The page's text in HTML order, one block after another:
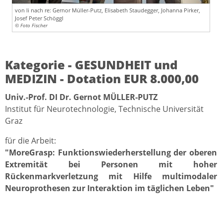
von li nach re: Gernor Müller-Putz, Elisabeth Staudegger, Johanna Pirker,
Josef Peter Schöggl
© Foto Fischer
Kategorie - GESUNDHEIT und
MEDIZIN - Dotation EUR 8.000,00
Univ.-Prof. DI Dr. Gernot MÜLLER-PUTZ
Institut für Neurotechnologie, Technische Universität
Graz
für die Arbeit:
"MoreGrasp: Funktionswiederherstellung der oberen
Extremität bei Personen mit hoher
Rückenmarkverletzung mit Hilfe multimodaler
Neuroprothesen zur Interaktion im täglichen Leben"